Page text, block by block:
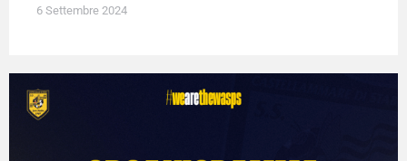
6 Settembre 2024